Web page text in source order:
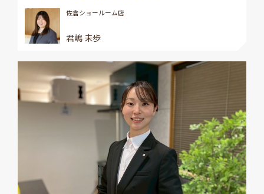
佐倉ショールーム店
君嶋 未歩